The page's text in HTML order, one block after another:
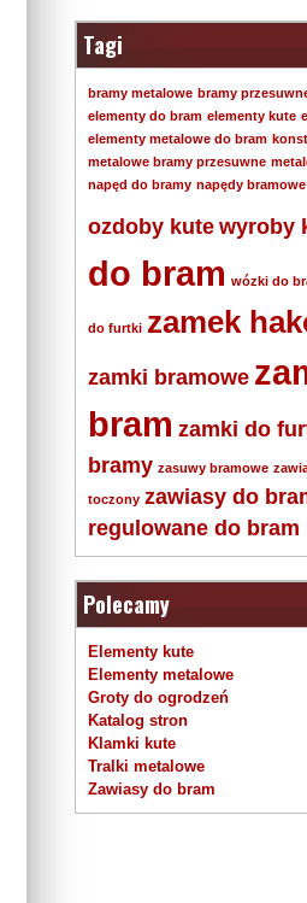
Tagi
bramy metalowe bramy
elementy do bram elementy kute
elementy metalowe do bram
metalowe bramy przesuwne
napęd do bramy napędy bramowe
ozdoby kute wyroby
do bram wózki do
do furtki zamek
zamki bramowe
bram zamki do
bramy zasuwy bramowe
toczony zawiasy do
regulowane do bram
Polecamy
Elementy kute
Elementy metalowe
Groty do ogrodzeń
Katalog stron
Klamki kute
Tralki metalowe
Zawiasy do bram